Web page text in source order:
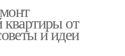
квартиры от
и идеи